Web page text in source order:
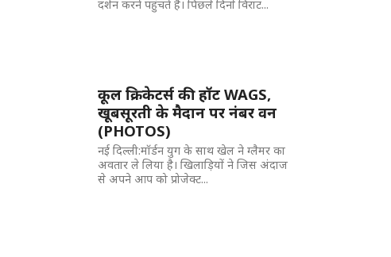
दर्शन करने पहुंचते हैं। पिछले दिनों विराट...
कूल क्रिकेटर्स की हॉट WAGS,
खूबसूरती के मैदान पर नंबर वन
(PHOTOS)
नई दिल्ली:मॉर्डन युग के साथ खेल ने ग्लैमर का
अवतार ले लिया है। खिलाड़ियों ने जिस अंदाज
से अपने आप को प्रोजेक्ट...